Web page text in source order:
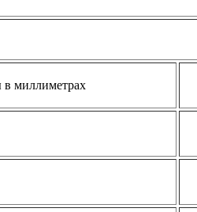
в миллиметрах